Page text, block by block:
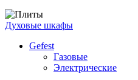
Духовые шкафы
Gefest
Газовые
Электрические